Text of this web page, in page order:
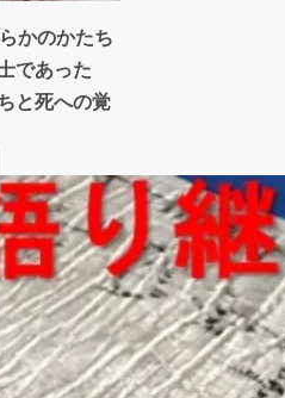
かのかたち
であった
と死への覚